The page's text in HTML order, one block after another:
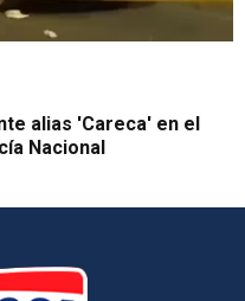
alias 'Careca' en el
Nacional